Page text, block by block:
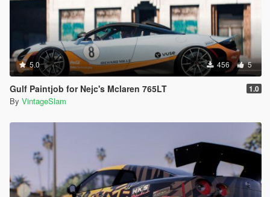
5.0 456 5
Gulf Paintjob for Nejc's Mclaren 765LT 1.0
By VintageSlam